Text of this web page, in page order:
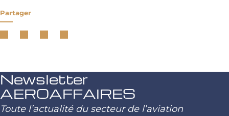
Partager
Newsletter
AEROAFFAIRES
Toute l’actualité du secteur de l’aviation